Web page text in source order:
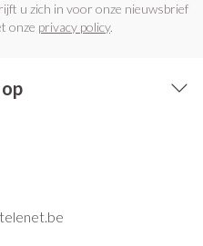
u zich in voor onze nieuwsbrief
onze privacy policy.
telenet.be